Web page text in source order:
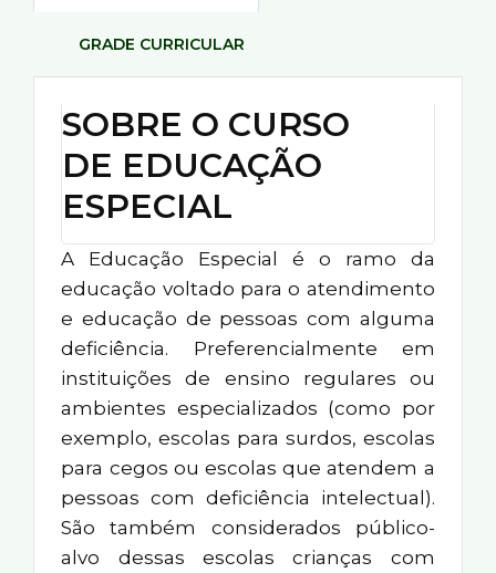
GRADE CURRICULAR
SOBRE O CURSO
DE EDUCAÇÃO
ESPECIAL
A Educação Especial é o ramo da
educação voltado para o atendimento
e educação de pessoas com alguma
deficiência. Preferencialmente em
instituições de ensino regulares ou
ambientes especializados (como por
exemplo, escolas para surdos, escolas
para cegos ou escolas que atendem a
pessoas com deficiência intelectual).
São também considerados público-
alvo dessas escolas crianças com